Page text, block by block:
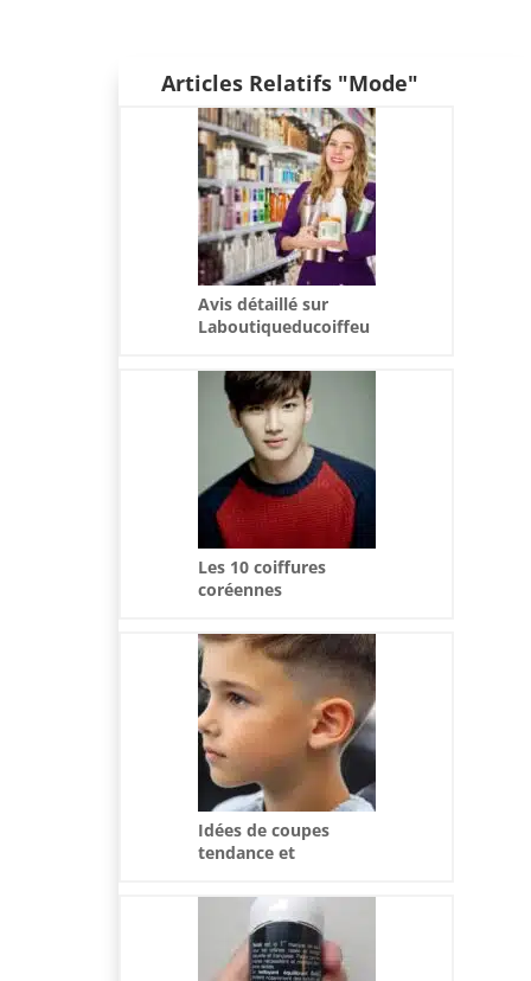
Articles Relatifs "Mode"
Avis détaillé sur
Laboutiqueducoiffeu
performance de leurs
offres
Les 10 coiffures
coréennes
2024
Idées de coupes
tendance et
petits garçons